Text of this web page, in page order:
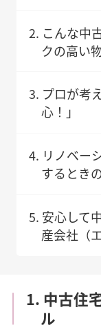
2. こんな中
クの高い
3. プロが考
心！」
4. リノベー
するとき
5. 安心して
産会社（
1. 中古住
ル